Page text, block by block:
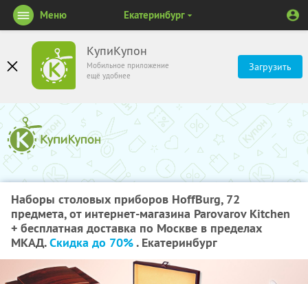
КупиКупон
Мобильное приложение
ещё удобнее
Загрузить
Меню Екатеринбург
Наборы столовых приборов HoffBurg, 72
предмета, от интернет-магазина Parovarov Kitchen
+ бесплатная доставка по Москве в пределах
МКАД.Скидка до 70%. Екатеринбург